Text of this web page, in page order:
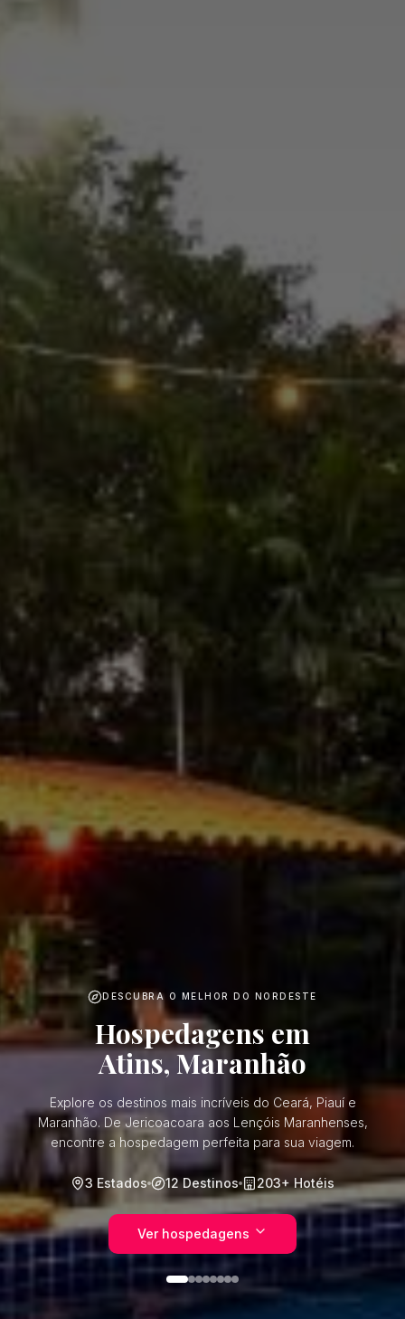
DESCUBRA O MELHOR DO NORDESTE
Hospedagens em
Atins, Maranhão
Explore os destinos mais incríveis do Ceará, Piauí e
Maranhão. De Jericoacoara aos Lençóis Maranhenses,
encontre a hospedagem perfeita para sua viagem.
3 Estados 12 Destinos 203+ Hotéis
Ver hospedagens